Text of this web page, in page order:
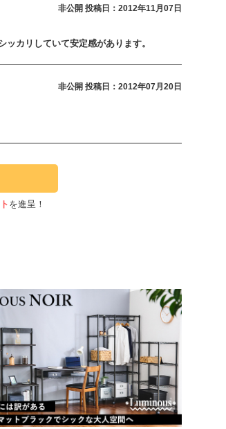
非公開 投稿日：2012年11月07日
カリしていて安定感があります。
非公開 投稿日：2012年07月20日
を進呈！